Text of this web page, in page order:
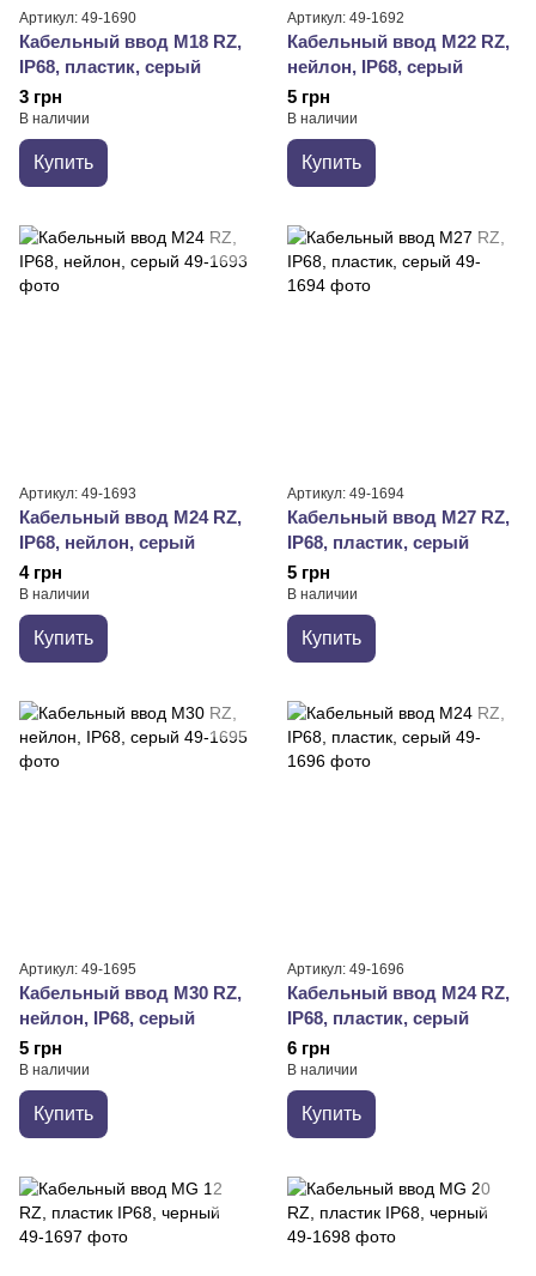
Артикул: 49-1690
Кабельный ввод М18 RZ,
IP68, пластик, серый
3 грн
В наличии
Купить
Артикул: 49-1692
Кабельный ввод М22 RZ,
нейлон, IP68, серый
5 грн
В наличии
Купить
Артикул: 49-1693
Кабельный ввод М24 RZ,
IP68, нейлон, серый
4 грн
В наличии
Купить
Артикул: 49-1694
Кабельный ввод М27 RZ,
IP68, пластик, серый
5 грн
В наличии
Купить
Артикул: 49-1695
Кабельный ввод М30 RZ,
нейлон, IP68, серый
5 грн
В наличии
Купить
Артикул: 49-1696
Кабельный ввод М24 RZ,
IP68, пластик, серый
6 грн
В наличии
Купить